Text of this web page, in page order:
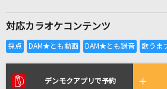
全国りれき
リアルタイムで歌われてい
対応カラオケコンテンツ
デンモクアプリで予約